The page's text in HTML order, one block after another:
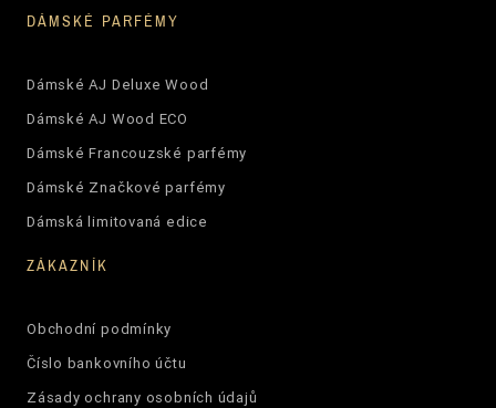
DÁMSKÉ PARFÉMY
Dámské AJ Deluxe Wood
Dámské AJ Wood ECO
Dámské Francouzské parfémy
Dámské Značkové parfémy
Dámská limitovaná edice
ZÁKAZNÍK
Obchodní podmínky
Číslo bankovního účtu
Zásady ochrany osobních údajů